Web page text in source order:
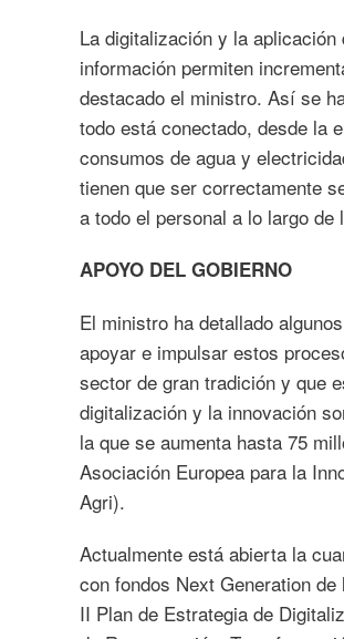
La digitalización y la
información permiten
destacado el ministro. Así se
todo está conectado, desde la
consumos de agua y
tienen que ser correctamente
a todo el personal a lo largo de
APOYO DEL GOBIERNO
El ministro ha detallado
apoyar e impulsar estos
sector de gran tradición y que
digitalización y la innovación
la que se aumenta hasta 75
Asociación Europea para la
Agri).
Actualmente está abierta la
con fondos Next Generation
II Plan de Estrategia de